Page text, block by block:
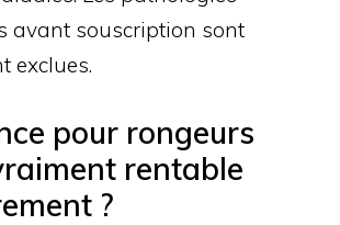
avant souscription sont
exclues.
pour rongeurs
rentable
?